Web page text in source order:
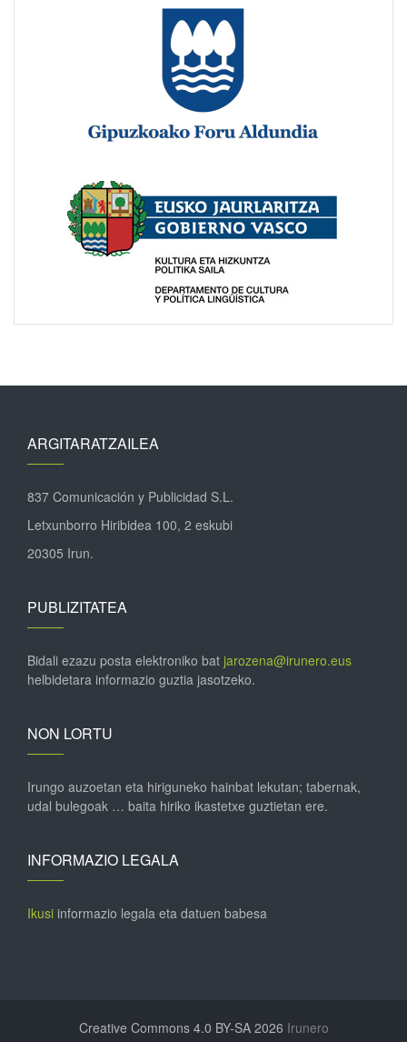
ARGITARATZAILEA
837 Comunicación y Publicidad S.L.
Letxunborro Hiribidea 100, 2 eskubi
20305 Irun.
PUBLIZITATEA
Bidali ezazu posta elektroniko bat jarozena@irunero.eus
helbidetara informazio guztia jasotzeko.
NON LORTU
Irungo auzoetan eta hiriguneko hainbat lekutan; tabernak,
udal bulegoak … baita hiriko ikastetxe guztietan ere.
INFORMAZIO LEGALA
Ikusi informazio legala eta datuen babesa
Creative Commons 4.0 BY-SA 2026 Irunero